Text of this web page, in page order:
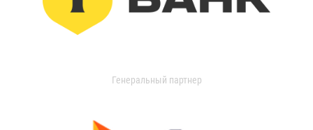
Генеральный партнер